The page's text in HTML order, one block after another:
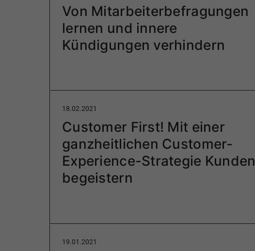
Von Mitarbeiterbefragungen
lernen und innere
Kündigungen verhindern
18.02.2021
Customer First! Mit einer
ganzheitlichen Customer-
Experience-Strategie Kunden
begeistern
19.01.2021